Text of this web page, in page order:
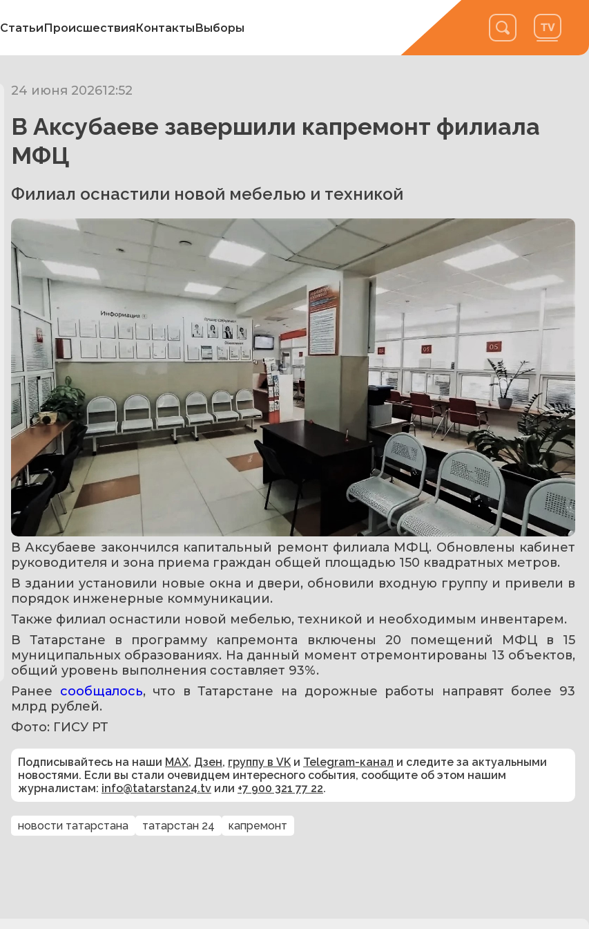
СтатьиПроисшествияКонтактыВыборы
24 июня 202612:52
В Аксубаеве завершили капремонт филиала
МФЦ
Филиал оснастили новой мебелью и техникой
В Аксубаеве закончился капитальный ремонт филиала МФЦ. Обновлены кабинет
руководителя и зона приема граждан общей площадью 150 квадратных метров.
В здании установили новые окна и двери, обновили входную группу и привели в
порядок инженерные коммуникации.
Также филиал оснастили новой мебелью, техникой и необходимым инвентарем.
В Татарстане в программу капремонта включены 20 помещений МФЦ в 15
муниципальных образованиях. На данный момент отремонтированы 13 объектов,
общий уровень выполнения составляет 93%.
Ранее сообщалось, что в Татарстане на дорожные работы направят более 93
млрд рублей.
Фото: ГИСУ РТ
Подписывайтесь на наши MAX, Дзен, группу в VK и Telegram-канал и следите за актуальными
новостями. Если вы стали очевидцем интересного события, сообщите об этом нашим
журналистам: info@tatarstan24.tv или +7 900 321 77 22.
новости татарстана татарстан 24 капремонт